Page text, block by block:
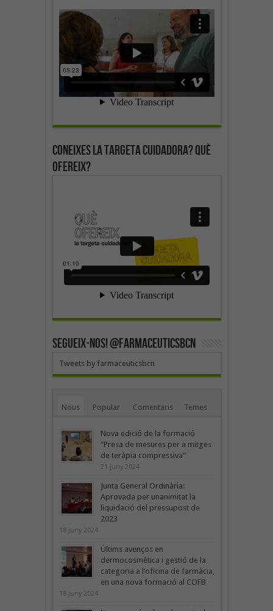
Coneixes la targeta cuidadora? Què
ofereix?
SEGUEIX-NOS! @farmaceuticsbcn
Tweets by farmaceuticsbcn
Nous Popular Comentaris Temes
Nova edició de la formació
“Presa de mesures per a mitges
de teràpia compressiva”
21 juny 2024
Junta General Ordinària:
Aprovada per unanimitat la
liquidació del pressupost de
2023
18 juny 2024
Últims avenços en
dermocosmètica i gestió de la
categoria a l’oficina de farmàcia,
en una nova formació al COFB
18 juny 2024